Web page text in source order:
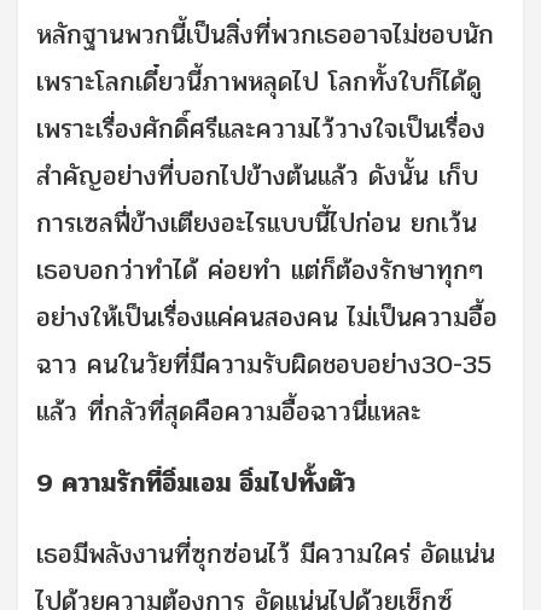
หลักฐานพวกนี้เป็นสิ่งที่พวกเธออาจไม่ชอบนัก
เพราะโลกเดี๋ยวนี้ภาพหลุดไป โลกทั้งใบก็ได้ดู
เพราะเรื่องศักดิ์ศรีและความไว้วางใจเป็นเรื่อง
สำคัญอย่างที่บอกไปข้างต้นแล้ว ดังนั้น เก็บ
การเซลฟี่ข้างเตียงอะไรแบบนี้ไปก่อน ยกเว้น
เธอบอกว่าทำได้ ค่อยทำ แต่ก็ต้องรักษาทุกๆ
อย่างให้เป็นเรื่องแค่คนสองคน ไม่เป็นความอื้อ
ฉาว คนในวัยที่มีความรับผิดชอบอย่าง30-35
แล้ว ที่กลัวที่สุดคือความอื้อฉาวนี่แหละ
9 ความรักที่อิ่มเอม อิ่มไปทั้งตัว
เธอมีพลังงานที่ซุกซ่อนไว้ มีความใคร่ อัดแน่น
ไปด้วยความต้องการ อัดแน่นไปด้วยเซ็กซ์